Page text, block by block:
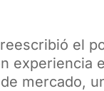
el
experiencia
mercado,